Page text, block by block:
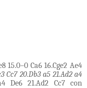
15.0–0 Ca6 16.Cge2 Ae4
Cc7 20.Db3 a5 21.Ad2 a4
De6 21.Ad2 Cc7 con